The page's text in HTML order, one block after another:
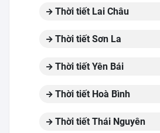
Thời tiết Lai Châu
Thời tiết Sơn La
Thời tiết Yên Bái
Thời tiết Hoà Bình
Thời tiết Thái Nguyên